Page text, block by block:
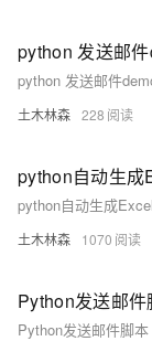
python 发送邮
python 发送邮件
土木林森 228
python自动生成
python自动生成
土木林森 1070
Python发送邮件
Python发送邮件脚本